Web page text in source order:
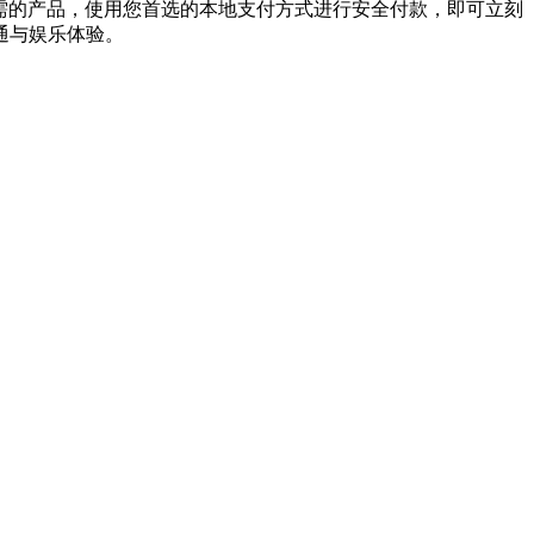
产品，使用您首选的本地支付方式进行安全付款，即可立刻
娱乐体验。